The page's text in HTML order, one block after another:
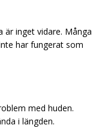
är inget vidare. Många
har fungerat som
med huden.
i längden.